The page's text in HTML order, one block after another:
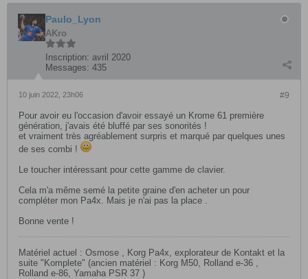
Paulo_Lyon
AKro
Inscription: avril 2020
Messages: 435
#9
10 juin 2022, 23h06
Pour avoir eu l'occasion d'avoir essayé un Krome 61 première
génération, j'avais été bluffé par ses sonorités !
et vraiment très agréablement surpris et marqué par quelques unes
de ses combi !
Le toucher intéressant pour cette gamme de clavier.
Cela m'a même semé la petite graine d'en acheter un pour
compléter mon Pa4x. Mais je n'ai pas la place .
Bonne vente !
Matériel actuel : Osmose , Korg Pa4x, explorateur de Kontakt et la
suite "Komplete" (ancien matériel : Korg M50, Rolland e-36 ,
Rolland e-86, Yamaha PSR 37 )